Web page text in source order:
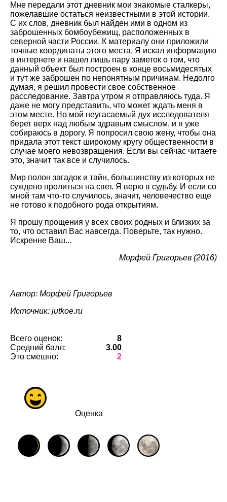
Мне передали этот дневник мои знакомые сталкеры,
пожелавшие остаться неизвестными в этой истории.
С их слов, дневник был найден ими в одном из
заброшенных бомбоубежищ, расположенных в
северной части России. К материалу они приложили
точные координаты этого места. Я искал информацию
в интернете и нашел лишь пару заметок о том, что
данный объект был построен в конце восьмидесятых
и тут же заброшен по непонятным причинам. Недолго
думая, я решил провести свое собственное
расследование. Завтра утром я отправляюсь туда. Я
даже не могу представить, что может ждать меня в
этом месте. Но мой неугасаемый дух исследователя
берет верх над любым здравым смыслом, и я уже
собираюсь в дорогу. Я попросил свою жену, чтобы она
придала этот текст широкому кругу общественности в
случае моего невозвращения. Если вы сейчас читаете
это, значит так все и случилось.
Мир полон загадок и тайн, большинству из которых не
суждено пролиться на свет. Я верю в судьбу. И если со
мной там что-то случилось, значит, человечество еще
не готово к подобного рода открытиям.
Я прошу прощения у всех своих родных и близких за
то, что оставил Вас навсегда. Поверьте, так нужно.
Искренне Ваш...
Морфей Григорьев (2016)
Автор: Морфей Григорьев
Источник: jutkoe.ru
Всего оценок:
8
Средний балл:
3.00
Это смешно:
2
Оценка